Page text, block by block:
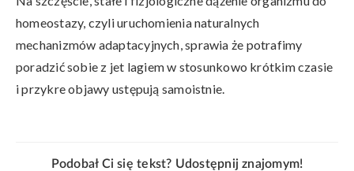
homeostazy, czyli uruchomienia naturalnych
mechanizmów adaptacyjnych, sprawia że potrafimy
poradzić sobie z jet lagiem w stosunkowo krótkim czasie
i przykre objawy ustępują samoistnie.
Podobał Ci się tekst? Udostępnij znajomym!